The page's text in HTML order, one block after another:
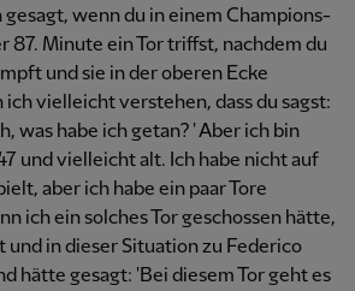
wenn du in einem Champions-
87. Minute ein Tor triffst, nachdem du
und sie in der oberen Ecke
vielleicht verstehen, dass du sagst:
was habe ich getan? ' Aber ich bin
und vielleicht alt. Ich habe nicht auf
aber ich habe ein paar Tore
ich ein solches Tor geschossen hätte,
und in dieser Situation zu Federico
hätte gesagt: 'Bei diesem Tor geht es